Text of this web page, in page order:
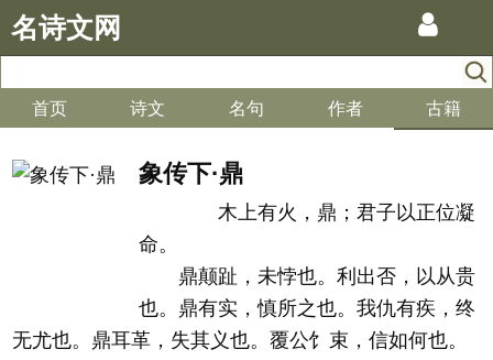
名诗文网
首页 诗文 名句 作者 古籍
象传下·鼎
木上有火，鼎；君子以正位凝
命。
鼎颠趾，未悖也。利出否，以从贵
也。鼎有实，慎所之也。我仇有疾，终
无尤也。鼎耳革，失其义也。覆公饣束，信如何也。